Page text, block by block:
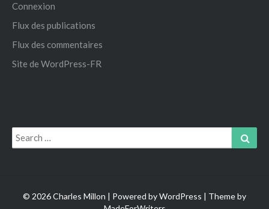
Connexion
Flux des publications
Flux des commentaires
Site de WordPress-FR
Search
for:
© 2026 Charles Millon | Powered byWordPress | Theme by